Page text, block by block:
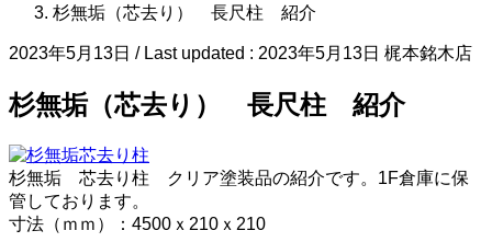
杉無垢（芯去り） 長尺柱 紹介
2023年5月13日 / Last updated : 2023年5月13日 梶本銘木店
杉無垢（芯去り） 長尺柱 紹介
杉無垢 芯去り柱 クリア塗装品の紹介です。1F倉庫に保
管しております。
寸法（ｍｍ）：4500ｘ210ｘ210